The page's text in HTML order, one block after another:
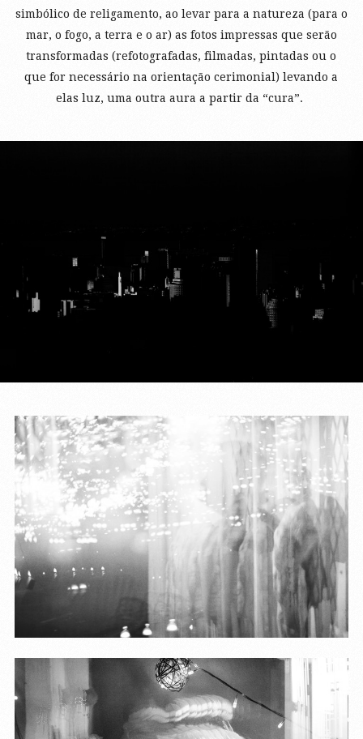
simbólico de religamento, ao levar para a natureza (para o
mar, o fogo, a terra e o ar) as fotos impressas que serão
transformadas (refotografadas, filmadas, pintadas ou o
que for necessário na orientação cerimonial) levando a
elas luz, uma outra aura a partir da “cura”.